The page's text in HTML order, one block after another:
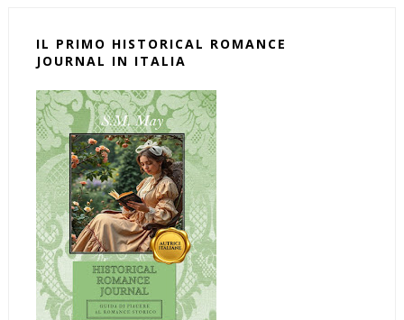
IL PRIMO HISTORICAL ROMANCE
JOURNAL IN ITALIA